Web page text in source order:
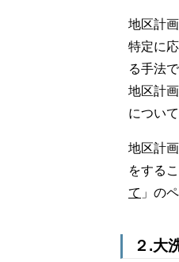
地区計
特定に
る手法で
地区計
につい
地区計
をする
て 」の
２.大